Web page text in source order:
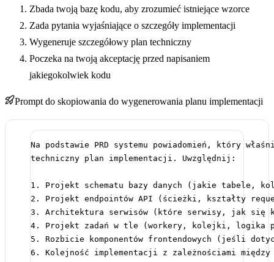
Zbada twoją bazę kodu, aby zrozumieć istniejące wzorce
Zada pytania wyjaśniające o szczegóły implementacji
Wygeneruje szczegółowy plan techniczny
Poczeka na twoją akceptację przed napisaniem
jakiegokolwiek kodu
Prompt do skopiowania do wygenerowania planu implementacji
Na podstawie PRD systemu powiadomień, który
techniczny plan implementacji. Uwzględnij:
1. Projekt schematu bazy danych (jakie tabele,
2. Projekt endpointów API (ścieżki, kształty
3. Architektura serwisów (które serwisy, jak się
4. Projekt zadań w tle (workery, kolejki, logika
5. Rozbicie komponentów frontendowych (jeśli
6. Kolejność implementacji z zależnościami między